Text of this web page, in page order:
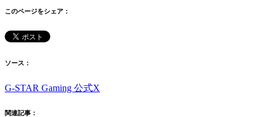
このページをシェア：
ソース：
G-STAR Gaming 公式X
関連記事：